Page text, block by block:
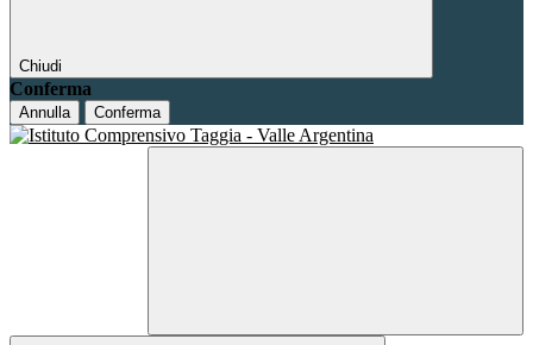
Chiudi
Conferma
Annulla Conferma